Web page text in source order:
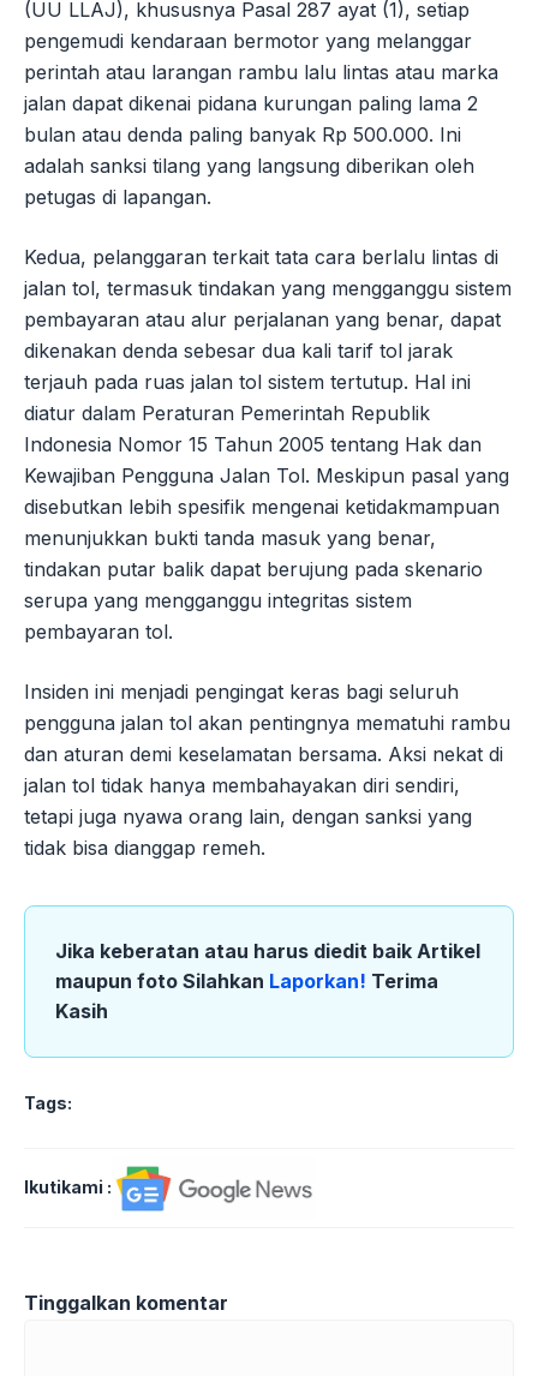
(UU LLAJ), khususnya Pasal 287 ayat (1), setiap
pengemudi kendaraan bermotor yang melanggar
perintah atau larangan rambu lalu lintas atau marka
jalan dapat dikenai pidana kurungan paling lama 2
bulan atau denda paling banyak Rp 500.000. Ini
adalah sanksi tilang yang langsung diberikan oleh
petugas di lapangan.
Kedua, pelanggaran terkait tata cara berlalu lintas di
jalan tol, termasuk tindakan yang mengganggu sistem
pembayaran atau alur perjalanan yang benar, dapat
dikenakan denda sebesar dua kali tarif tol jarak
terjauh pada ruas jalan tol sistem tertutup. Hal ini
diatur dalam Peraturan Pemerintah Republik
Indonesia Nomor 15 Tahun 2005 tentang Hak dan
Kewajiban Pengguna Jalan Tol. Meskipun pasal yang
disebutkan lebih spesifik mengenai ketidakmampuan
menunjukkan bukti tanda masuk yang benar,
tindakan putar balik dapat berujung pada skenario
serupa yang mengganggu integritas sistem
pembayaran tol.
Insiden ini menjadi pengingat keras bagi seluruh
pengguna jalan tol akan pentingnya mematuhi rambu
dan aturan demi keselamatan bersama. Aksi nekat di
jalan tol tidak hanya membahayakan diri sendiri,
tetapi juga nyawa orang lain, dengan sanksi yang
tidak bisa dianggap remeh.
Jika keberatan atau harus diedit baik Artikel
maupun foto Silahkan Laporkan! Terima
Kasih
Tags:
Ikutikami :
Tinggalkan komentar